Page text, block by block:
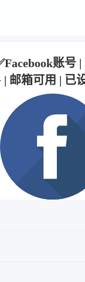
账号 |
| 邮箱可用 | 已